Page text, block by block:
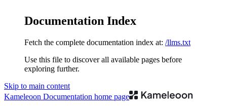
Documentation Index
Fetch the complete documentation index at: /llms.txt
Use this file to discover all available pages before
exploring further.
Skip to main content
Kameleoon Documentation home page